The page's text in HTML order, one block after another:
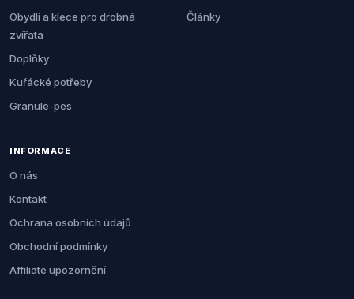
Obydlí a klece pro drobná
zvířata
Doplňky
Kuřácké potřeby
Granule-pes
Články
INFORMACE
O nás
Kontakt
Ochrana osobních údajů
Obchodní podmínky
Affiliate upozornění